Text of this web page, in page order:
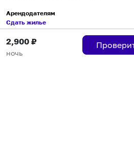
2,900 ₽
ночь
Арендодателям
Сдать жилье
Пользовательское соглашение
Правила публикации объявлений